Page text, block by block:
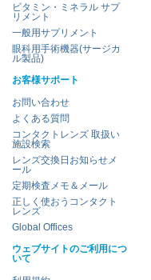
ビタミン・ミネラル サプ
リメント
一般用サプリメント
眼科用手術機器(サージカ
ル製品)
お客様サポート
お問い合わせ
よくある質問
コンタクトレンズ 取扱い
施設検索
レンズ交換日お知らせメ
ール
定期検査メモ＆メール
正しく使おうコンタクト
レンズ
Global Offices
ウェブサイトのご利用につ
いて